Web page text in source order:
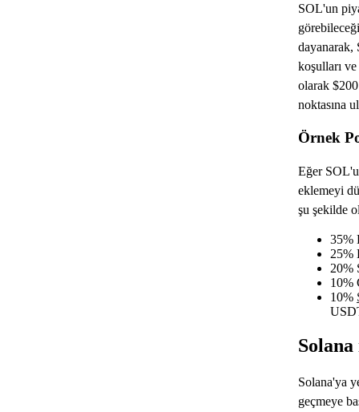
SOL'un
dayanarak,
koşulları
olarak
noktasına
Örnek
Eğer
eklemeyi
şu şekilde
35%
25%
20%
10%
10%
Solana
Solana'ya
geçmeye